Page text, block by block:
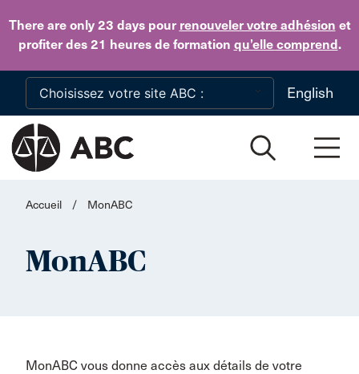
There are only 23 dayspour renouveler votre adhésion et
profiter des 21 heures de formation qu’elle comprend.
Skip to main content
English
Accueil / MonABC
MonABC
MonABC vous donne accès aux détails de votre